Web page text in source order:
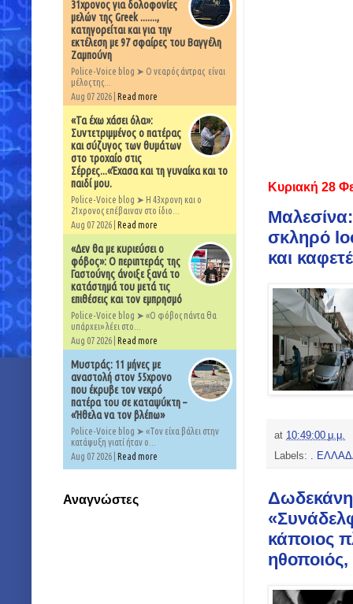
Κυριακή 28
σκληρό
και
at 10:49:00 μ.μ.
Labels: .
κάποιος
ηθοποιός,
31χρονος για δολοφονίες
μελών της Greek .......,
κατηγορείται και για την
εκτέλεση με 97 σφαίρες του Βαγγέλη
Ζαμπούνη
Police-Voice blog ➤ Ο νεαρός άντρας είναι
μέλος της...
Aug 07 2026 | Read more
«Τα έχω χάσει όλα»:
Συντετριμμένος ο πατέρας
και σύζυγος των θυμάτων
στο τροχαίο στις
Σέρρες...«Έχασα και τη γυναίκα και το
παιδί μου.
Police-Voice blog ➤ Η 43χρονη και ο
21χρονος επέβαιναν στο ίδιο...
Aug 07 2026 | Read more
«Δεν θα με κυριεύσει ο
φόβος»: Ο περιπτεράς της
Γαστούνης άνοιξε ξανά το
κατάστημά του μετά τις
επιθέσεις και τον εμπρησμό
Police-Voice blog ➤ «Ο φόβος πάντα θα
υπάρχει» λέει στο...
Aug 07 2026 | Read more
Μυστράς: 11 μήνες με
αναστολή στον 55χρονο
που έκρυβε τον νεκρό
πατέρα του σε καταψύκτη –
«Ήθελα να τον βλέπω»
Police-Voice blog ➤ «Τον είχα βάλει στην
κατάψυξη γιατί ήταν ο...
Aug 07 2026 | Read more
Αναγνώστες